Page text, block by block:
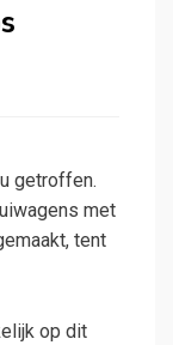
getroffen.
met
tent
op dit